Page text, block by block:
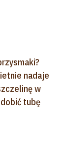
nadaje
w
tubę